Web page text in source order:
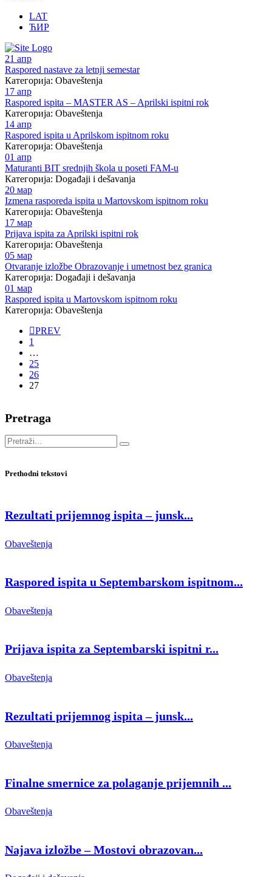
LAT
ЋИР
21 апр
Raspored nastave za letnji semestar
Категорија: Obaveštenja
17 апр
Raspored ispita – MASTER AS – Aprilski ispitni rok
Категорија: Obaveštenja
14 апр
Raspored ispita u Aprilskom ispitnom roku
Категорија: Obaveštenja
01 апр
Maturanti BIT srednjih škola u poseti FAM-u
Категорија: Događaji i dešavanja
20 мар
Izmena rasporeda ispita u Martovskom ispitnom roku
Категорија: Obaveštenja
17 мар
Prijava ispita za Aprilski ispitni rok
Категорија: Obaveštenja
05 мар
Otvaranje izložbe Obrazovanje i umetnost bez granica
Категорија: Događaji i dešavanja
01 мар
Raspored ispita u Martovskom ispitnom roku
Категорија: Obaveštenja
PREV
1
…
25
26
27
Pretraga
Prethodni tekstovi
Rezultati prijemnog ispita – junsk...
Obaveštenja
Raspored ispita u Septembarskom ispitnom...
Obaveštenja
Prijava ispita za Septembarski ispitni r...
Obaveštenja
Rezultati prijemnog ispita – junsk...
Obaveštenja
Finalne smernice za polaganje prijemnih ...
Obaveštenja
Najava izložbe – Mostovi obrazovan...